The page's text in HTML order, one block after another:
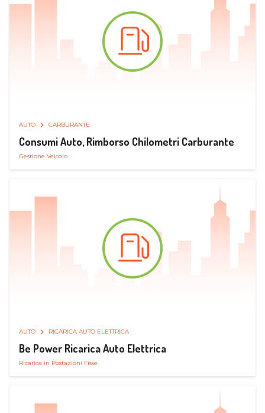
AUTO CARBURANTE
Consumi Auto, Rimborso Chilometri Carburante
Gestione Veicolo
AUTO RICARICA AUTO ELETTRICA
Be Power Ricarica Auto Elettrica
Ricarica in Postazioni Fisse